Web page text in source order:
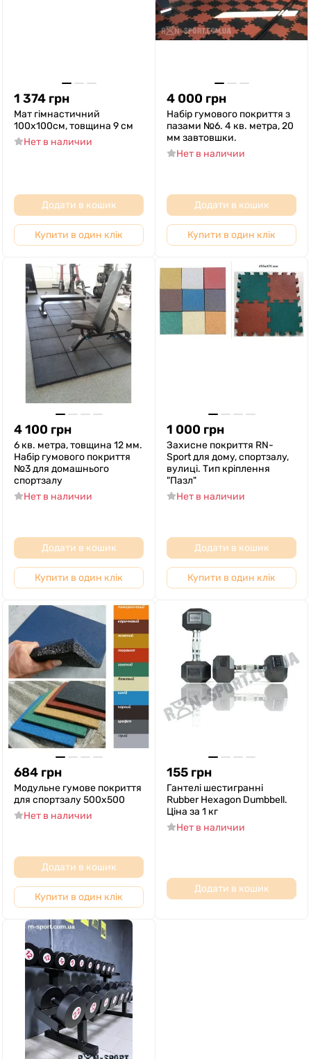
1 374 грн
Мат гімнастичний
100х100см, товщина 9 см
Нет в наличии
Додати в кошик
Купити в один клік
4 000 грн
Набір гумового покриття з
пазами №6. 4 кв. метра, 20
мм завтовшки.
Нет в наличии
Додати в кошик
Купити в один клік
4 100 грн
6 кв. метра, товщина 12 мм.
Набір гумового покриття
№3 для домашнього
спортзалу
Нет в наличии
Додати в кошик
Купити в один клік
1 000 грн
Захисне покриття RN-
Sport для дому, спортзалу,
вулиці. Тип кріплення
"Пазл"
Нет в наличии
Додати в кошик
Купити в один клік
684 грн
Модульне гумове покриття
для спортзалу 500х500
Нет в наличии
Додати в кошик
Купити в один клік
155 грн
Гантелі шестигранні
Rubber Hexagon Dumbbell.
Ціна за 1 кг
Нет в наличии
Додати в кошик